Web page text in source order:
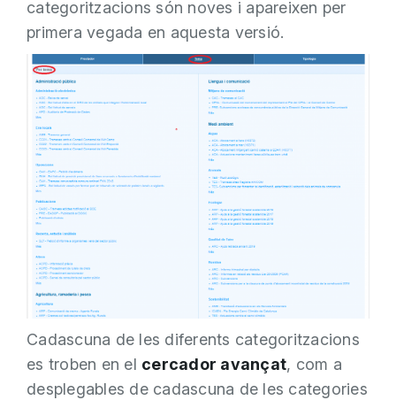
categoritzacions són noves i apareixen per
primera vegada en aquesta versió.
Cadascuna de les diferents categoritzacions
es troben en el cercador avançat, com a
desplegables de cadascuna de les categories